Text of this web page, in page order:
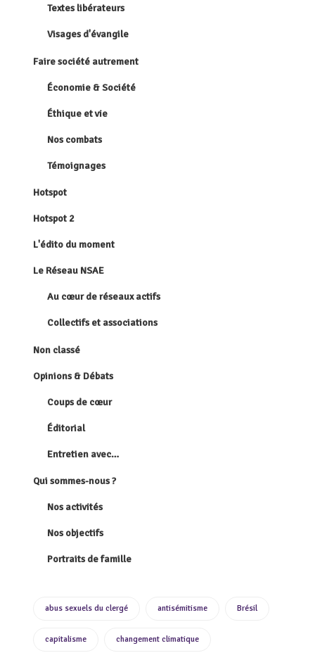
Textes libérateurs
Visages d'évangile
Faire société autrement
Économie & Société
Éthique et vie
Nos combats
Témoignages
Hotspot
Hotspot 2
L'édito du moment
Le Réseau NSAE
Au cœur de réseaux actifs
Collectifs et associations
Non classé
Opinions & Débats
Coups de cœur
Éditorial
Entretien avec…
Qui sommes-nous ?
Nos activités
Nos objectifs
Portraits de famille
abus sexuels du clergé antisémitisme Brésil
capitalisme changement climatique